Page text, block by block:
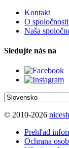
Kontakt
O
Naša
Sledujte nás na
© 2010-2026
Prehľad
Ochrana